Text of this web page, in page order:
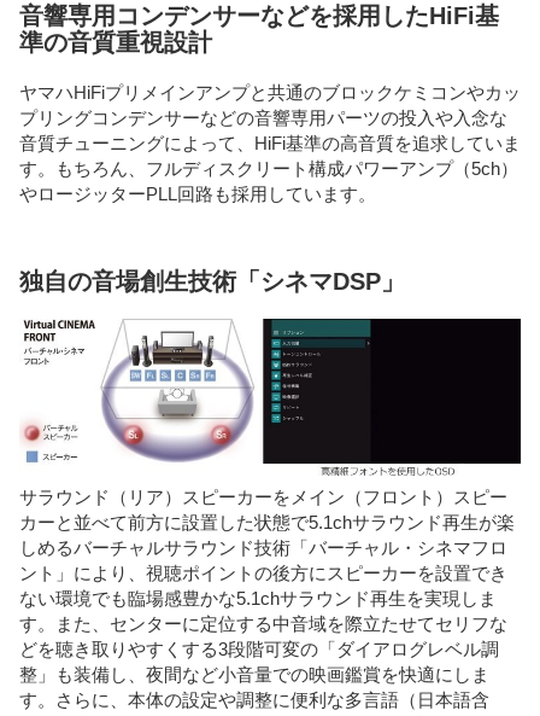
音響専用コンデンサーなどを採用したHiFi基
準の音質重視設計
ヤマハHiFiプリメインアンプと共通のブロックケミコンやカッ
プリングコンデンサーなどの音響専用パーツの投入や入念な
音質チューニングによって、HiFi基準の高音質を追求していま
す。もちろん、フルディスクリート構成パワーアンプ（5ch）
やロージッターPLL回路も採用しています。
独自の音場創生技術「シネマDSP」
サラウンド（リア）スピーカーをメイン（フロント）スピー
カーと並べて前方に設置した状態で5.1chサラウンド再生が楽
しめるバーチャルサラウンド技術「バーチャル・シネマフロ
ント」により、視聴ポイントの後方にスピーカーを設置でき
ない環境でも臨場感豊かな5.1chサラウンド再生を実現しま
す。また、センターに定位する中音域を際立たせてセリフな
どを聴き取りやすくする3段階可変の「ダイアログレベル調
整」も装備し、夜間など小音量での映画鑑賞を快適にしま
す。さらに、本体の設定や調整に便利な多言語（日本語含